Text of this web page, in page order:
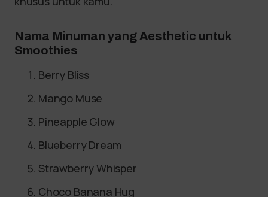
Nama Minuman yang Aesthetic untuk
Smoothies
Berry Bliss
Mango Muse
Pineapple Glow
Blueberry Dream
Strawberry Whisper
Choco Banana Hug